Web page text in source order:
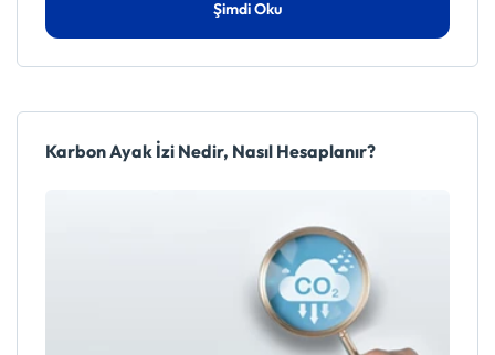
Şimdi Oku
Karbon Ayak İzi Nedir, Nasıl Hesaplanır?